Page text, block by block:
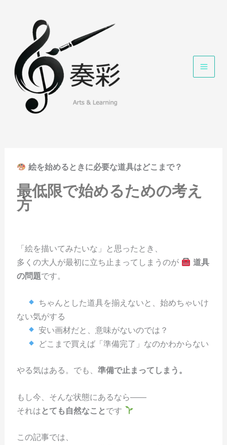
絵を始めるときに必要な道具はどこまで？
最低限で始めるための考え
方
「絵を描いてみたいな」と思ったとき、
多くの大人が最初に立ち止まってしまうのが
道具
の問題です。
ちゃんとした道具を揃えないと、始めちゃいけ
ない気がする
安い画材だと、意味がないのでは？
どこまで買えば「準備完了」なのかわからない
やる気はある。でも、 準備で止まってしまう。
もし今、そんな状態にあるなら――
それは とても自然なこと です
この記事では、